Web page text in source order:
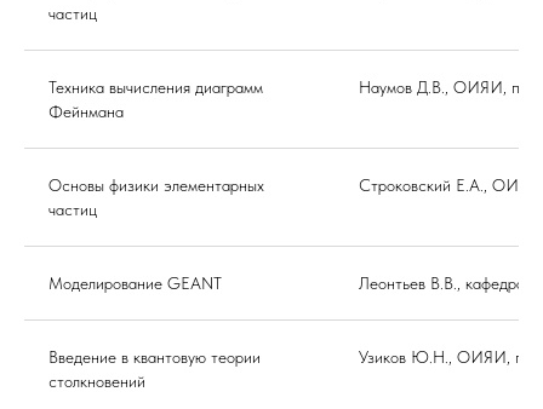
частиц
Техника вычисления диаграмм
Фейнмана
Наумов Д.В., ОИЯИ,
Основы физики элементарных
частиц
Строковский Е.А.,
Моделирование GEANT Леонтьев В.В., кафедра
Введение в квантовую теории
столкновений
Узиков Ю.Н., ОИЯИ,